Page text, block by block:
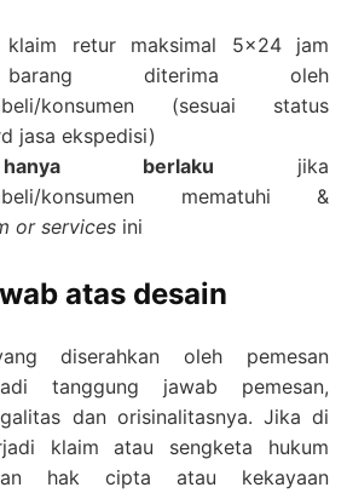
klaim retur maksimal 5×24 jam
diterima oleh
konsumen (sesuai status
jasa ekspedisi)
hanya berlaku jika
konsumen mematuhi &
or services ini
atas desain
diserahkan oleh pemesan
tanggung jawab pemesan,
dan orisinalitasnya. Jika di
klaim atau sengketa hukum
hak cipta atau kekayaan